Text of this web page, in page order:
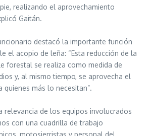
realizando el aprovechamiento
Gaitán.
destacó la importante función
el acopio de leña: “Esta reducción de la
forestal se realiza como medida de
y, al mismo tiempo, se aprovecha el
quienes más lo necesitan”.
relevancia de los equipos involucrados
con una cuadrilla de trabajo
motosierristas y personal del